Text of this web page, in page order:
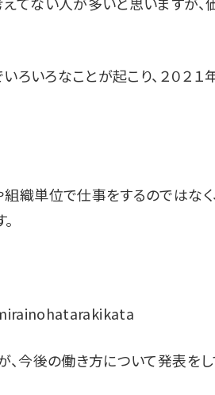
いろいろなことが起こり、２０２
織単位で仕事をするのではな
今後の働き方について発表をし